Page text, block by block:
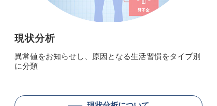
現状分析
異常値をお知らせし、原因となる生活習慣をタイプ別
に分類